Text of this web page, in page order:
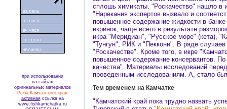
при использовании
на сайтах
оригинальных материалов
Рыба Камчатского края
активнаяссылка на
www.fishkamchatka.ru
сплошь химикаты. "Роскачество" нашло в
"Нарекания экспертов вызвало и
повышенное содержание жидкости в
икринок, чаще всего в результате
икра "Меридиан", "Русское море" (кета),
"Тунгун", РИК и "Пеккони". В ряде
"Роскачестве". Кроме того, в икре
повышенное содержание консервантов.
качества". Материалы исследований
проведенным исследованиям. А, стало
Тем временем на Камчатке
"Камчатский край пока трудно назвать